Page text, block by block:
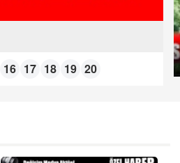
16 17 18 19 20
Semih ÇOLAK